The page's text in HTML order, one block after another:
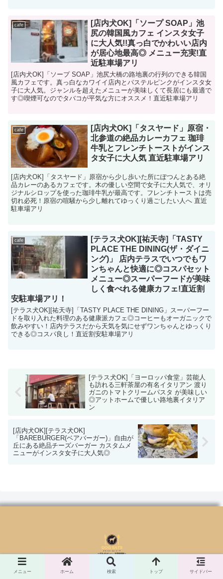
cafe
[店内犬OK]「ソープ SOAP」池
尻の韓国風カフェ インスタ女子
に大人気!!真っ白でかわいい店内
が居心地最高◎ メニュー充実!直
近駐車場アリ
[店内犬OK]「ソープ SOAP」池尻大橋の路地裏の行列のできる韓国
風カフェです。真っ白なカワイイ店内とパステルピンクがインスタ女
子に大人気。ジャンルを超えたメニューが美味しくて長居にも最適で
す◎喫煙可なのでタバコが平気な方にオススメ！直近駐車場アリ
cafe
[店内犬OK]「タスヤード」原宿・
北参道の絶品カレーカフェ 珈琲
牛乳とフレンチトーストがインス
タ女子に大人気 直近駐車場アリ
[店内犬OK]「タスヤード」原宿から少し歩いた所にぽつんとある絶
品カレーのあるカフェです。木の優しい空間で女子に大人気で、オリ
ジナルシロップを使った珈琲牛乳が最高です。フレンチトーストは売
切れ必死！原宿の喧騒から少し離れてゆっくり過ごしたい人へ 直近
駐車場アリ
cafe
[テラス犬OK][祐天寺]「TASTY
PLACE THE DINING(ザ・ダイニ
ング)」 店内テラスでいつでもワ
ンちゃんと快適に◎コスパセット
メニュー◎スーパーフードが美味
しく食べれる健康カフェ!直近割
安駐車場アリ！
[テラス犬OK][祐天寺]「TASTY PLACE THE DINING」スーパーフー
ドを取り入れた料理のある健康派カフェ◎コーヒーもオーガニックで
飲みやすい！店内テラスだから天気を気にせずワンちゃんとゆっくり
できる◎コスパ良し！直近割安駐車場アリ
[テラス犬OK]「ヨーロッパ食堂」芸能人
も訪れる三軒茶屋の有名イタリアン 渡り
ガニのトマトクリームパスタ が美味しい
◎アットホームで優しい路地裏イタリア
ン
[店内犬OK][テラス犬OK]
「BAREBURGER(ベアバーガー)」自由が
丘にある絶品チーズバーガー カスタムメ
ニューがインスタ女子に大人気◎
プライバシーポリシー
サイトマップ
メニュー ホーム 検索 トップ サイドバー